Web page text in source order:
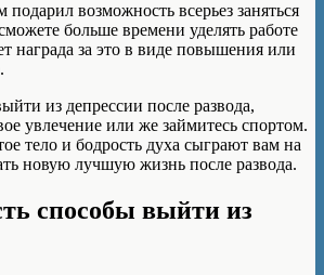
возможность всерьез заняться
больше времени уделять работе
награда за это в виде повышения или
из депрессии после развода,
увлечение или же займитесь спортом.
тело и бодрость духа сыграют вам на
новую лучшую жизнь после развода.
способы выйти из